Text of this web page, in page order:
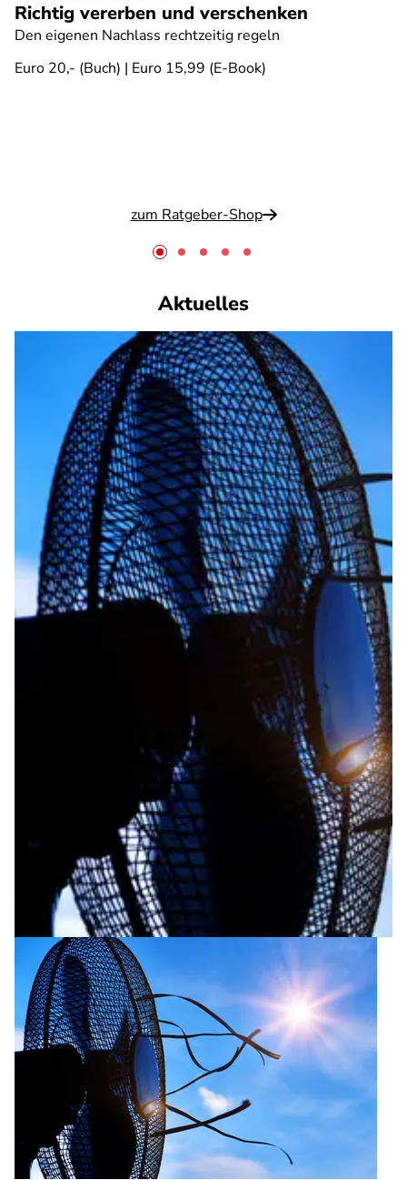
Richtig vererben und verschenken
Den eigenen Nachlass rechtzeitig regeln
Euro 20,- (Buch) | Euro 15,99 (E-Book)
zum Ratgeber-Shop
Aktuelles